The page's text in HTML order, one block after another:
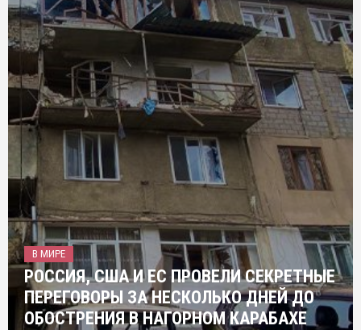
В МИРЕ
РОССИЯ, США И ЕС ПРОВЕЛИ СЕКРЕТНЫЕ
ПЕРЕГОВОРЫ ЗА НЕСКОЛЬКО ДНЕЙ ДО
ОБОСТРЕНИЯ В НАГОРНОМ КАРАБАХЕ